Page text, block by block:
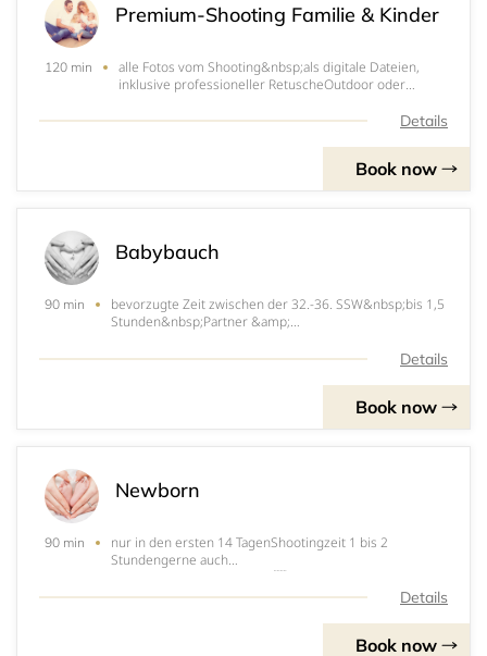
Premium-Shooting Familie & Kinder
120 min
alle Fotos vom Shooting&nbsp;als digitale Dateien,
inklusive professioneller RetuscheOutdoor oder
StundenOutfitwechselEinzelaufnahmen &amp;
Details
Book now
Babybauch
90 min
bevorzugte Zeit zwischen der 32.-36. SSW&nbsp;bis 1,5
Stunden&nbsp;Partner &amp;
Shooting15 Lieblingsfotos als digitale Dateien, inklusive
Details
Book now
Newborn
90 min
nur in den ersten 14 TagenShootingzeit 1 bis 2
Stundengerne auch
FamilienfotosOutfitwechselOutdoor oder Home-
Shooting15 Lieblingsfotos als digitale Dateien, inklusive
Details
Book now